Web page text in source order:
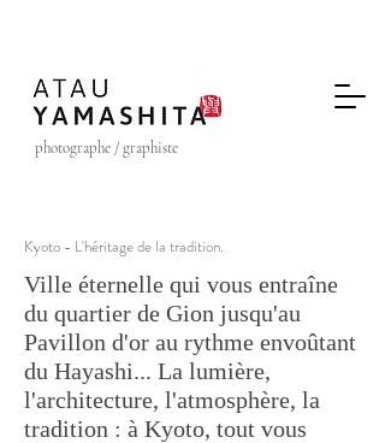
photographe / graphiste
Kyoto - L'héritage de la tradition.
Ville éternelle qui vous entraîne
du quartier de Gion jusqu'au
Pavillon d'or au rythme envoûtant
du Hayashi... La lumière,
l'architecture, l'atmosphère, la
tradition : à Kyoto, tout vous